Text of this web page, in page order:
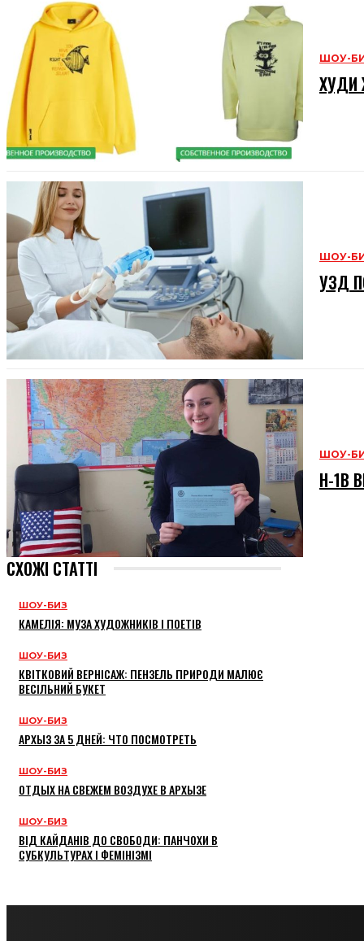
ШОУ-
ХУДИ
ШОУ-
УЗД
ШОУ-
H-1B
СХОЖІ СТАТТІ
ШОУ-БИЗ
КАМЕЛІЯ: МУЗА ХУДОЖНИКІВ І ПОЕТІВ
ШОУ-БИЗ
КВІТКОВИЙ ВЕРНІСАЖ: ПЕНЗЕЛЬ ПРИРОДИ МАЛЮЄ
ВЕСІЛЬНИЙ БУКЕТ
ШОУ-БИЗ
АРХЫЗ ЗА 5 ДНЕЙ: ЧТО ПОСМОТРЕТЬ
ШОУ-БИЗ
ОТДЫХ НА СВЕЖЕМ ВОЗДУХЕ В АРХЫЗЕ
ШОУ-БИЗ
ВІД КАЙДАНІВ ДО СВОБОДИ: ПАНЧОХИ В
СУБКУЛЬТУРАХ І ФЕМІНІЗМІ